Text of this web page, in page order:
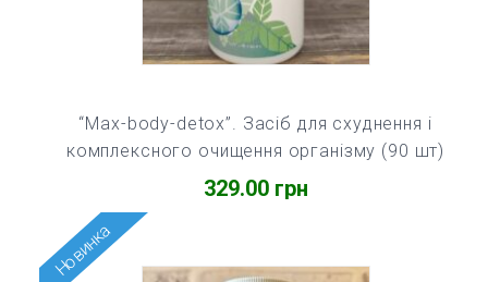
329.00 грн
“Max-body-detox”. Засіб для схуднення і
комплексного очищення організму (90 шт)
Новинка